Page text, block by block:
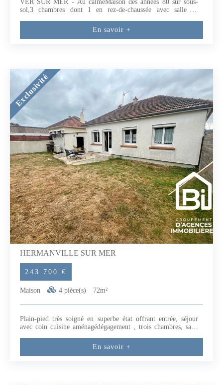
VER SUR MER - Au calmeMaison des années 80 sur sous-
sol,3 chambres dont 1 en rez-de-chaussée avec salle de
possible.Terrain de 600m² (5.71 % honoraires TTC à la charge
En savoir +
Exclusivité
HERMANVILLE SUR MER
243 700 €
Maison 4 pièce(s) 72m²
Plain-pied très soigné en superbe état offrant entrée, séjour
avec coin cuisine aménagédégagement , trois chambres, salle
garagePOMPE A CHALEUR (5.96 % honoraires TTC à la
En savoir +